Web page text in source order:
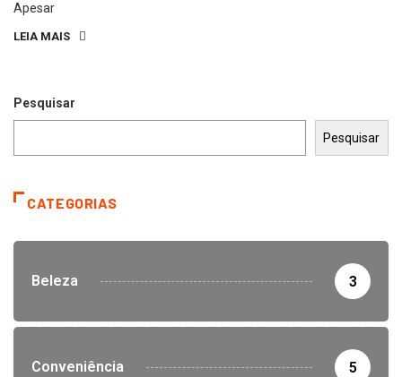
Apesar
LEIA MAIS
Pesquisar
Pesquisar
CATEGORIAS
Beleza 3
Conveniência 5